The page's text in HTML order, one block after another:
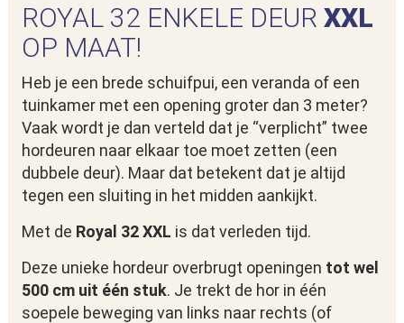
ROYAL 32 ENKELE DEURXXL
OP MAAT!
Heb je een brede schuifpui, een veranda of een
tuinkamer met een opening groter dan 3 meter?
Vaak wordt je dan verteld dat je “verplicht” twee
hordeuren naar elkaar toe moet zetten (een
dubbele deur). Maar dat betekent dat je altijd
tegen een sluiting in het midden aankijkt.
Met de Royal 32 XXL is dat verleden tijd.
Deze unieke hordeur overbrugt openingen tot wel
500 cm uit één stuk. Je trekt de hor in één
soepele beweging van links naar rechts (of